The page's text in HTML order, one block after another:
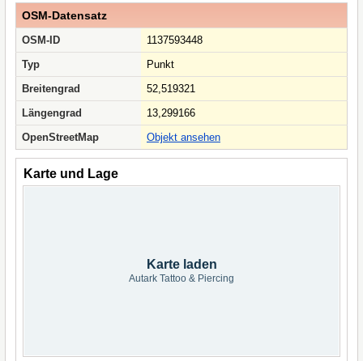
OSM-Datensatz
OSM-ID
1137593448
Typ
Punkt
Breitengrad
52,519321
Längengrad
13,299166
OpenStreetMap
Objekt ansehen
Karte und Lage
Karte laden
Autark Tattoo & Piercing